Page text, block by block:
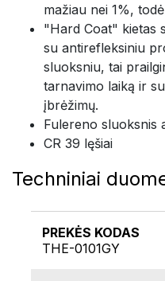
mažiau nei 1%,
"Hard Coat" kietas
su antirefleksiniu
sluoksniu, tai
tarnavimo laiką ir
įbrėžimų.
Fulereno sluoksnis
CR 39 lęšiai
Techniniai
PREKĖS KODAS
THE-0101GY